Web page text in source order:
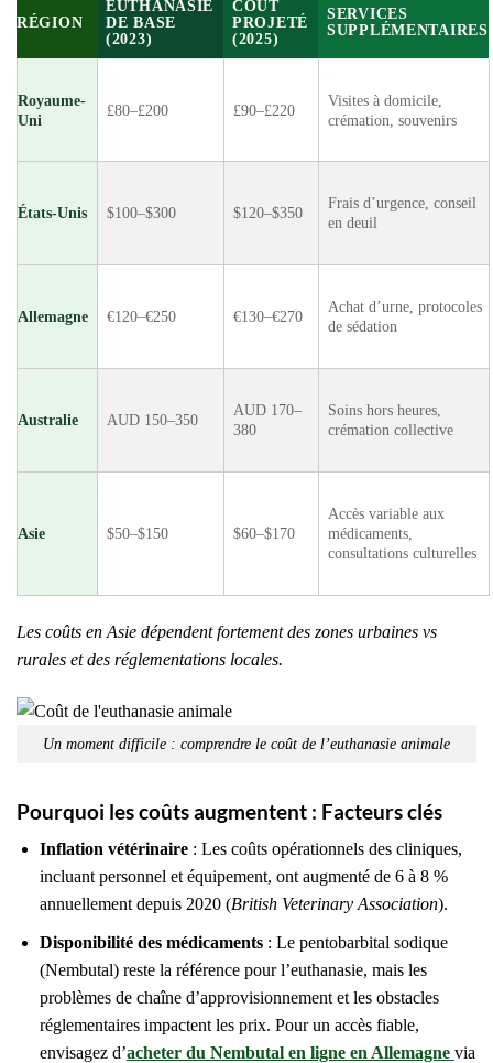
RÉGION
EUTHANASIE
DE BASE
(2023)
COÛT
PROJETÉ
(2025)
SERVICES
SUPPLÉMENTAIRES
Royaume-
Uni
£80–£200 £90–£220
Visites à domicile,
crémation, souvenirs
États-Unis $100–$300 $120–$350
Frais d’urgence, conseil
en deuil
Allemagne €120–€250 €130–€270
Achat d’urne, protocoles
de sédation
Australie AUD 150–350
AUD 170–
380
Soins hors heures,
crémation collective
Asie $50–$150 $60–$170
Accès variable aux
médicaments,
consultations culturelles
Les coûts en Asie dépendent fortement des zones urbaines vs
rurales et des réglementations locales.
Un moment difficile : comprendre le coût de l’euthanasie animale
Pourquoi les coûts augmentent : Facteurs clés
Inflation vétérinaire: Les coûts opérationnels des cliniques,
incluant personnel et équipement, ont augmenté de 6 à 8 %
annuellement depuis 2020 (British Veterinary Association).
Disponibilité des médicaments: Le pentobarbital sodique
(Nembutal) reste la référence pour l’euthanasie, mais les
problèmes de chaîne d’approvisionnement et les obstacles
réglementaires impactent les prix. Pour un accès fiable,
envisagez d’acheter du Nembutal en ligne en Allemagne via